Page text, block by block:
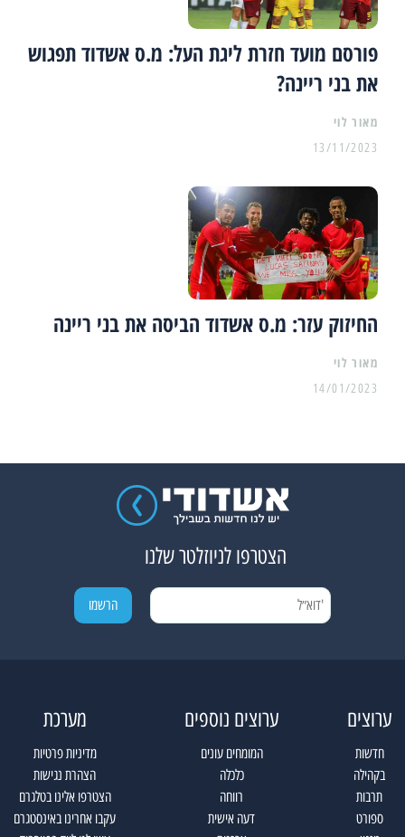
פורסם מועד חזרת ליגת העל: מ.ס אשדוד תפגוש
את בני ריינה?
מאור לוי
13/11/2023
החיזוק עזר: מ.ס אשדוד הביסה את בני ריינה
מאור לוי
14/01/2023
הצטרפו לניוזלטר שלנו
ערוצים
חדשות
בקהילה
תרבות
ספורט
ערוצים נוספים
המומחים עונים
כלכלה
רווחה
דעה אישית
מערכת
מדיניות פרטיות
הצהרת נגישות
הצטרפו אלינו בטלגרם
עקבו אחרינו באינסטגרם